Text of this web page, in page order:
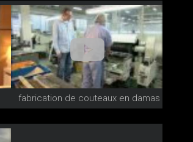
fabrication de couteaux en damas